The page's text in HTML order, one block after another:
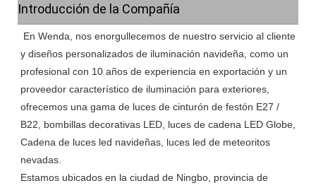
Introducción de la Compañía
y diseños personalizados de iluminación navideña, como un
profesional con 10 años de experiencia en exportación y un
proveedor característico de iluminación para exteriores,
ofrecemos una gama de luces de cinturón de festón E27 /
B22, bombillas decorativas LED, luces de cadena LED Globe,
Cadena de luces led navideñas, luces led de meteoritos
nevadas.
Estamos ubicados en la ciudad de Ningbo, provincia de